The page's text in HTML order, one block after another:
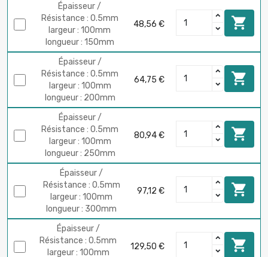
Épaisseur /
Résistance : 0.5mm
largeur : 100mm
longueur : 150mm
48,56 € 
Épaisseur /
Résistance : 0.5mm
largeur : 100mm
longueur : 200mm
64,75 € 
Épaisseur /
Résistance : 0.5mm
largeur : 100mm
longueur : 250mm
80,94 € 
Épaisseur /
Résistance : 0.5mm
largeur : 100mm
longueur : 300mm
97,12 € 
Épaisseur /
Résistance : 0.5mm
largeur : 100mm
129,50 € 